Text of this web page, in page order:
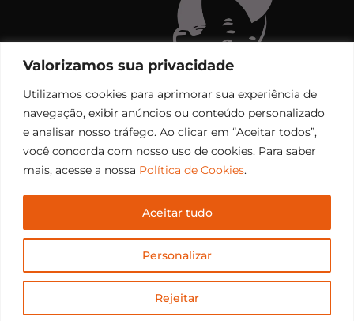
Valorizamos sua privacidade
Utilizamos cookies para aprimorar sua experiência de
navegação, exibir anúncios ou conteúdo personalizado
e analisar nosso tráfego. Ao clicar em “Aceitar todos”,
você concorda com nosso uso de cookies. Para saber
mais, acesse a nossa Política de Cookies.
Personalizar
Rejeitar
Aceitar tudo
Copyright © 2006 – 2026 Rádio Santiago FM. Todos os
direitos reservados.
Desenvolvido porCEOS Tech